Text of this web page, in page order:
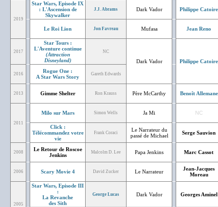
2019
Star Wars, Episode IX
: L'Ascension de
Skywalker
J.J. Abrams Dark Vador Philippe Catoire
Le Roi Lion Jon Favreau Mufasa Jean Reno
2017
Star Tours :
L'Aventure continue
(Attraction
Disneyland)
NC
Dark Vador Philippe Catoire
2016
Rogue One :
A Star Wars Story
Gareth Edwards
2013 Gimme Shelter Ron Krauss Père McCarthy Benoît Allemane
2011
Milo sur Mars Simon Wells Ja Mi NC
Click :
Télécommandez votre
vie
Frank Coraci
Le Narrateur du
passé de Michael
Serge Sauvion
2008
Le Retour de Roscoe
Jenkins
Malcolm D. Lee Papa Jenkins Marc Cassot
2006 Scary Movie 4 David Zucker Le Narrateur
Jean-Jacques
Moreau
2005
Star Wars, Episode III
:
La Revanche
des Sith
George Lucas Dark Vador Georges Aminel